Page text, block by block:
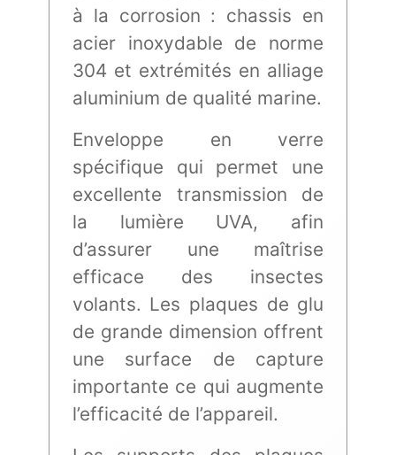
à la corrosion : chassis en
acier inoxydable de norme
304 et extrémités en alliage
aluminium de qualité marine.
Enveloppe en verre
spécifique qui permet une
excellente transmission de
la lumière UVA, afin
d’assurer une maîtrise
efficace des insectes
volants. Les plaques de glu
de grande dimension offrent
une surface de capture
importante ce qui augmente
l’efficacité de l’appareil.